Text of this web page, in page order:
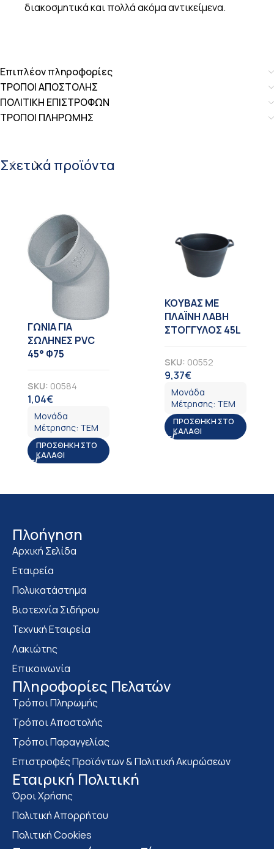
διακοσμητικά και πολλά ακόμα αντικείμενα.
Επιπλέον πληροφορίες
ΤΡΟΠΟΙ ΑΠΟΣΤΟΛΗΣ
ΠΟΛΙΤΙΚΗ ΕΠΙΣΤΡΟΦΩΝ
ΤΡΟΠΟΙ ΠΛΗΡΩΜΗΣ
Σχετικά προϊόντα
ΓΩΝΙΑ ΓΙΑ
ΣΩΛΗΝΕΣ PVC
45° Φ75
SKU: 00584
1,04€
Μονάδα
Μέτρησης: ΤΕΜ
ΠΡΟΣΘΉΚΗ ΣΤΟ
ΚΑΛΆΘΙ
KOYBAΣ ΜΕ
ΠΛΑΪΝΗ ΛΑΒΗ
ΣΤΟΓΓΥΛΟΣ 45L
SKU: 00552
9,37€
Μονάδα
Μέτρησης: ΤΕΜ
ΠΡΟΣΘΉΚΗ ΣΤΟ
ΚΑΛΆΘΙ
Πλοήγηση
Αρχική Σελίδα
Εταιρεία
Πολυκατάστημα
Bιοτεχνία Σιδήρου
Τεχνική Εταιρεία
Λακιώτης
Επικοινωνία
Πληροφορίες Πελατών
Τρόποι Πληρωμής
Τρόποι Αποστολής
Τρόποι Παραγγελίας
Επιστροφές Προϊόντων & Πολιτική Ακυρώσεων
Eταιρική Πολιτική
Όροι Χρήσης
Πολιτική Απορρήτου
Πολιτική Cookies